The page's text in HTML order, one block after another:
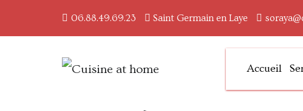
06.88.49.69.23 Saint Germain en Laye
Des saveurs made in ailleurs
Accueil